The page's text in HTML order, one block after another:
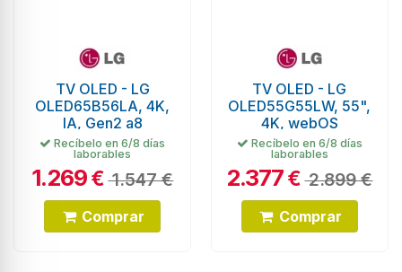
TV OLED - LG
OLED65B56LA, 4K,
IA, Gen2 a8
Recíbelo en 6/8 días
laborables
1.269€1.547 €
Comprar
TV OLED - LG
OLED55G55LW, 55",
4K, webOS
Recíbelo en 6/8 días
laborables
2.377€2.899 €
Comprar